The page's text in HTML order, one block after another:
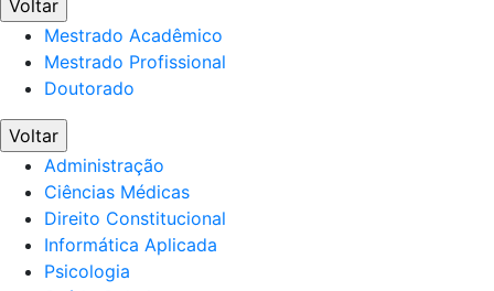
Voltar
Mestrado Acadêmico
Mestrado Profissional
Doutorado
Voltar
Administração
Ciências Médicas
Direito Constitucional
Informática Aplicada
Psicologia